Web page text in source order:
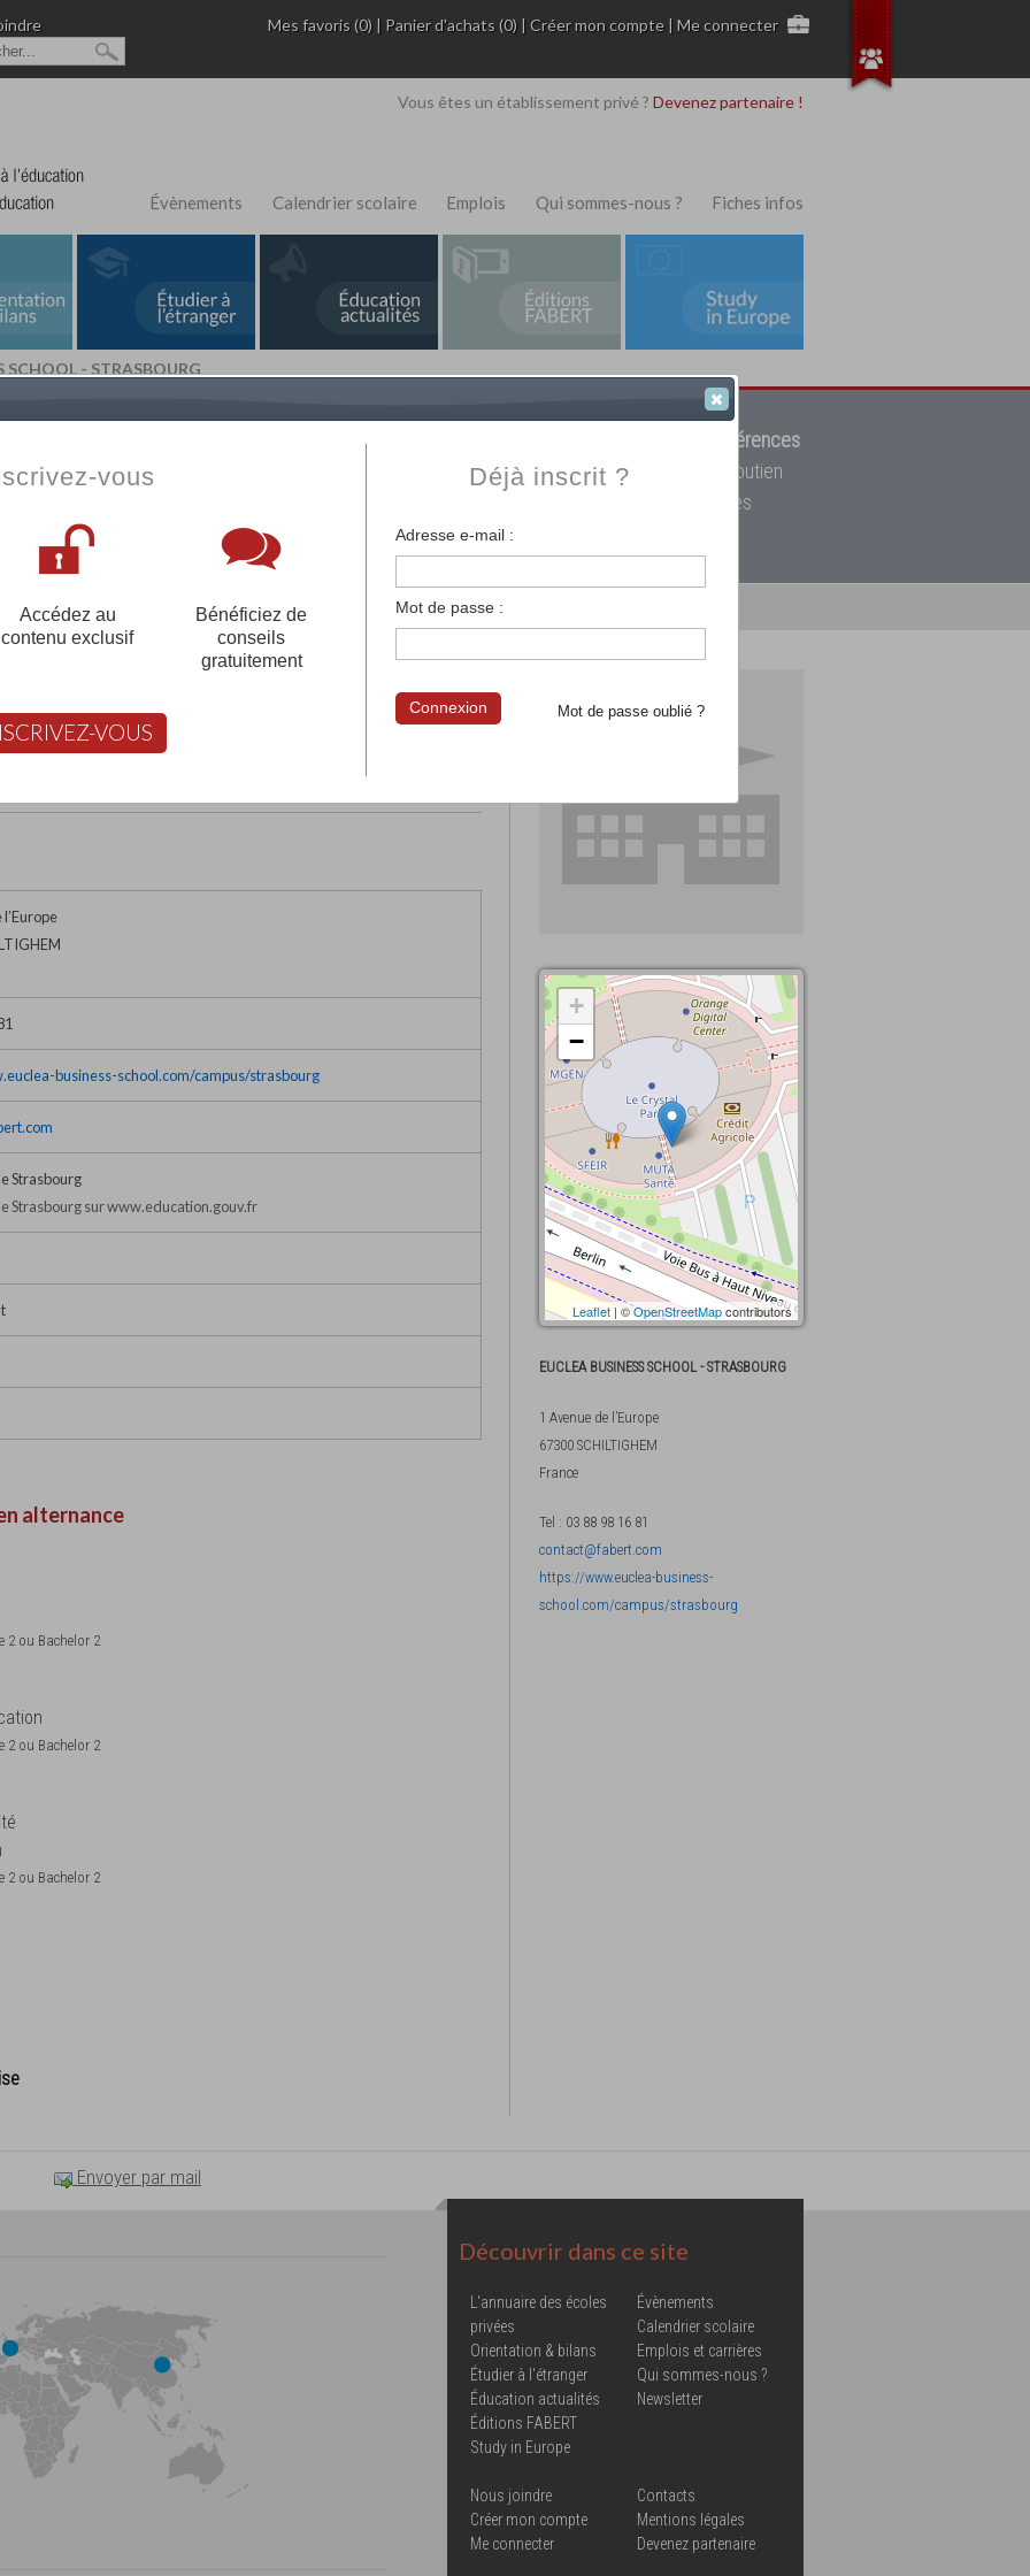
Mes favoris (0) | Panier d'achats (0) |Créer mon compte |Me connecter
Vous êtes un établissement privé ? Devenez partenaire !
Évènements Calendrier scolaire Emplois Qui sommes-nous ? Fiches infos
SCHOOL - STRASBOURG
Fabert.com
12908 références
votre établissement privé, du primaire au supérieur, mais aussi des cours de soutien
scolaire et des cours à distance. Ce moteur regroupe toutes les écoles privées
françaises et tous les établissements français à l'étranger.
votre compte pour être accompagné gratuitement dans votre recherche d'école
- STRASBOURG
FABERT vous aide à choisir
business-school.com/campus/strasbourg
Strasbourg
Strasbourg sur www.education.gouv.fr
alternance
2 ou Bachelor 2
2 ou Bachelor 2
2 ou Bachelor 2
+
−
Leaflet | ©OpenStreetMapcontributors
EUCLEA BUSINESS SCHOOL - STRASBOURG
1 Avenue de l’Europe
67300 SCHILTIGHEM
France
Tel : 03 88 98 16 81
contact@fabert.com
https://www.euclea-business-
school.com/campus/strasbourg
Envoyer par mail
Découvrir dans ce site
L'annuaire des écoles
privées
Orientation & bilans
Étudier à l'étranger
Éducation actualités
Éditions FABERT
Study in Europe
Évènements
Calendrier scolaire
Emplois et carrières
Qui sommes-nous ?
Newsletter
Nous joindre
Créer mon compte
Me connecter
Contacts
Mentions légales
Devenez partenaire
vous
Accédez au
contenu exclusif
Bénéficiez de
conseils
gratuitement
VOUS
Déjà inscrit ?
Adresse e-mail :
Mot de passe :
Mot de passe oublié ?
Connexion